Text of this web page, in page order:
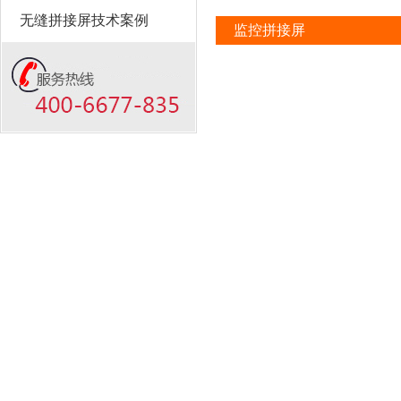
无缝拼接屏技术案例
监控拼接屏